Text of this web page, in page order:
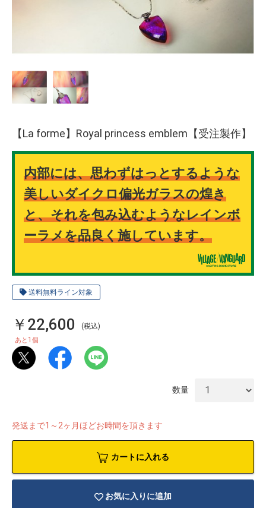
送料無料ライン対象
【La forme】Royal princess emblem【受注製作】
内部には、思わずはっとするような
美しいダイクロ偏光ガラスの煌き
と、それを包み込むようなレインボ
ーラメを品良く施しています。
￥22,600 (税込)
あと 1 個
数量
発送まで1～2ヶ月ほどお時間を頂きます
カートに入れる
お気に入りに追加
イラストレ
アダルトグ